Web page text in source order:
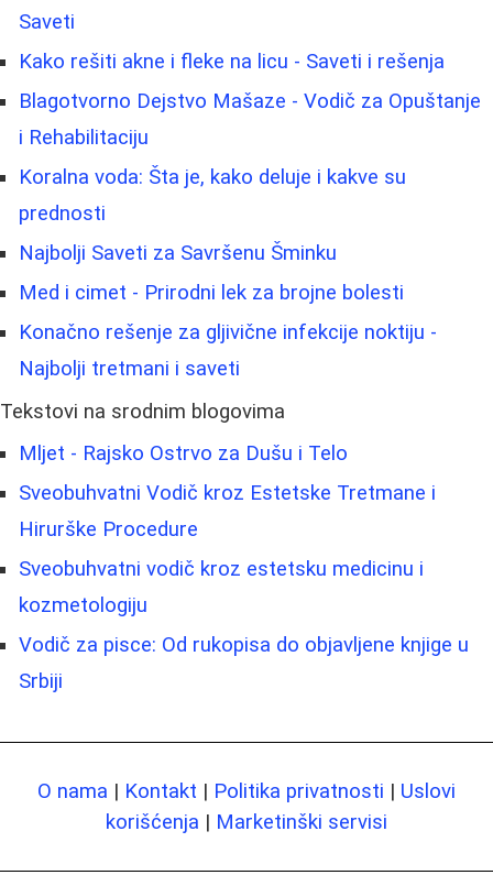
Saveti
Kako rešiti akne i fleke na licu - Saveti i rešenja
Blagotvorno Dejstvo Mašaze - Vodič za Opuštanje
i Rehabilitaciju
Koralna voda: Šta je, kako deluje i kakve su
prednosti
Najbolji Saveti za Savršenu Šminku
Med i cimet - Prirodni lek za brojne bolesti
Konačno rešenje za gljivične infekcije noktiju -
Najbolji tretmani i saveti
Tekstovi na srodnim blogovima
Mljet - Rajsko Ostrvo za Dušu i Telo
Sveobuhvatni Vodič kroz Estetske Tretmane i
Hirurške Procedure
Sveobuhvatni vodič kroz estetsku medicinu i
kozmetologiju
Vodič za pisce: Od rukopisa do objavljene knjige u
Srbiji
O nama | Kontakt | Politika privatnosti | Uslovi
korišćenja | Marketinški servisi